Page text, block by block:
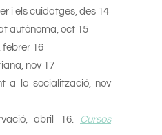
i els cuidatges, des 14
autònoma, oct 15
febrer 16
nov 17
a la socialització, nov
abril 16. Cursos